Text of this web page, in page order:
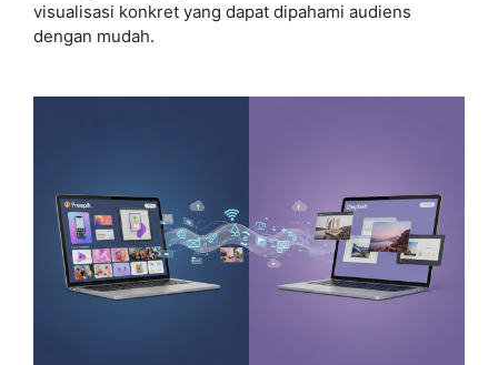
visualisasi konkret yang dapat dipahami audiens
dengan mudah.